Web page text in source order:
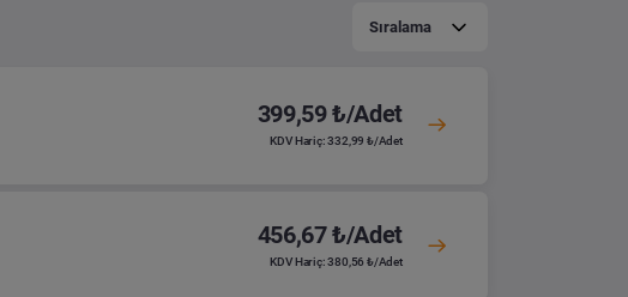
Sıralama
399,59 ₺/Adet
KDV Hariç: 332,99 ₺/Adet
456,67 ₺/Adet
KDV Hariç: 380,56 ₺/Adet